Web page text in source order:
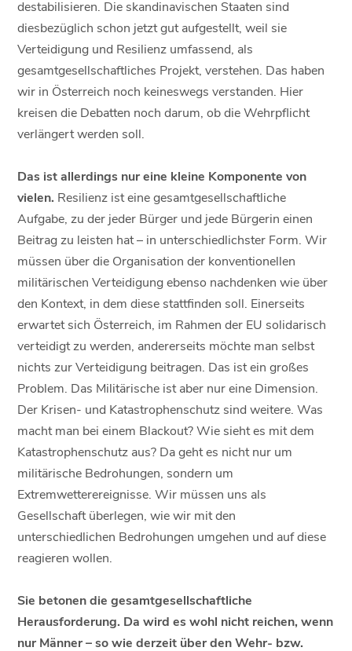
destabilisieren. Die skandinavischen Staaten sind
diesbezüglich schon jetzt gut aufgestellt, weil sie
Verteidigung und Resilienz umfassend, als
gesamtgesellschaftliches Projekt, verstehen. Das haben
wir in Österreich noch keineswegs verstanden. Hier
kreisen die Debatten noch darum, ob die Wehrpflicht
verlängert werden soll.
Das ist allerdings nur eine kleine Komponente von
vielen. Resilienz ist eine gesamtgesellschaftliche
Aufgabe, zu der jeder Bürger und jede Bürgerin einen
Beitrag zu leisten hat – in unterschiedlichster Form. Wir
müssen über die Organisation der konventionellen
militärischen Verteidigung ebenso nachdenken wie über
den Kontext, in dem diese stattfinden soll. Einerseits
erwartet sich Österreich, im Rahmen der EU solidarisch
verteidigt zu werden, andererseits möchte man selbst
nichts zur Verteidigung beitragen. Das ist ein großes
Problem. Das Militärische ist aber nur eine Dimension.
Der Krisen- und Katastrophenschutz sind weitere. Was
macht man bei einem Blackout? Wie sieht es mit dem
Katastrophenschutz aus? Da geht es nicht nur um
militärische Bedrohungen, sondern um
Extremwetterereignisse. Wir müssen uns als
Gesellschaft überlegen, wie wir mit den
unterschiedlichen Bedrohungen umgehen und auf diese
reagieren wollen.
Sie betonen die gesamtgesellschaftliche
Herausforderung. Da wird es wohl nicht reichen, wenn
nur Männer – so wie derzeit über den Wehr- bzw.